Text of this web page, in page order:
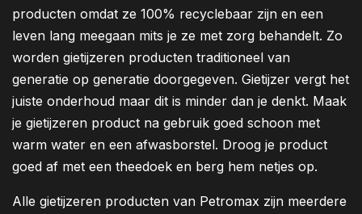
producten omdat ze 100% recyclebaar zijn en een
leven lang meegaan mits je ze met zorg behandelt. Zo
worden gietijzeren producten traditioneel van
generatie op generatie doorgegeven. Gietijzer vergt het
juiste onderhoud maar dit is minder dan je denkt. Maak
je gietijzeren product na gebruik goed schoon met
warm water en een afwasborstel. Droog je product
goed af met een theedoek en berg hem netjes op.
Alle gietijzeren producten van Petromax zijn meerdere